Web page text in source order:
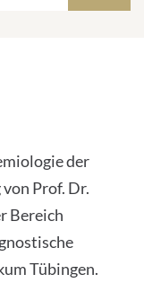
der
Prof. Dr.
Bereich
Tübingen.